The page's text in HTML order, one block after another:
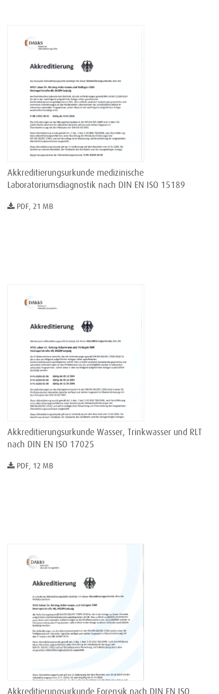
Akkreditierungsurkunde medizinische
Laboratoriumsdiagnostik nach DIN EN ISO 15189
PDF, 21 MB
Akkreditierungsurkunde Wasser, Trinkwasser und RLT
nach DIN EN ISO 17025
PDF, 12 MB
Akkreditierungsurkunde Forensik nach DIN EN ISO